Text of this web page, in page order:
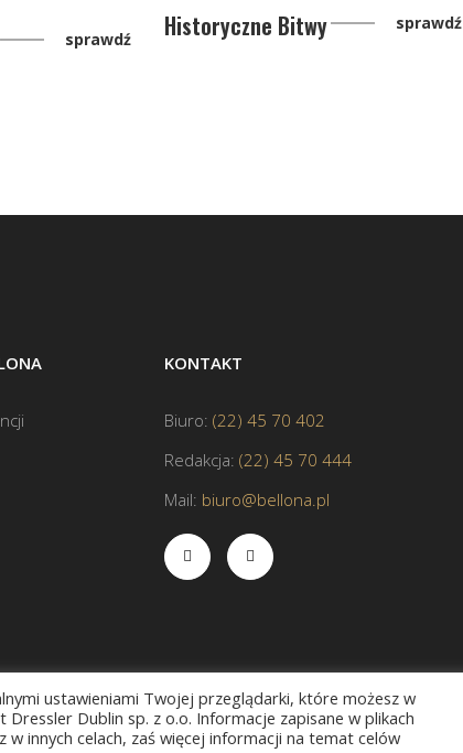
sprawdź Historyczne Bitwy sprawdź
KONTAKT
Biuro: (22) 45 70 402
Redakcja: (22) 45 70 444
Mail: biuro@bellona.pl
ustawieniami Twojej przeglądarki, które możesz w
Dublin sp. z o.o. Informacje zapisane w plikach
innych celach, zaś więcej informacji na temat celów